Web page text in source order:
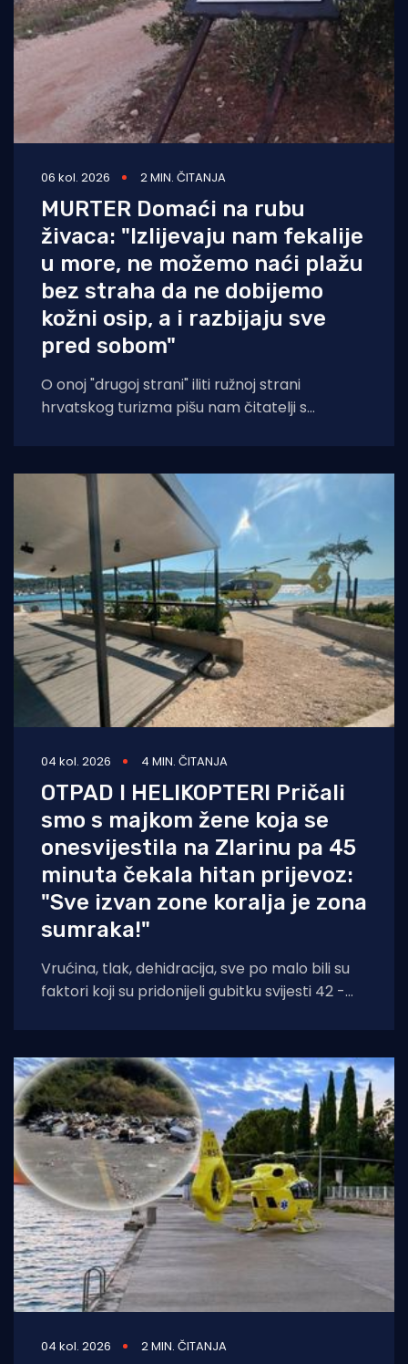
06 kol. 2026 2 MIN. ČITANJA
MURTER Domaći na rubu
živaca: "Izlijevaju nam fekalije
u more, ne možemo naći plažu
bez straha da ne dobijemo
kožni osip, a i razbijaju sve
pred sobom"
O onoj "drugoj strani" iliti ružnoj strani
hrvatskog turizma pišu nam čitatelji s
04 kol. 2026 4 MIN. ČITANJA
OTPAD I HELIKOPTERI Pričali
smo s majkom žene koja se
onesvijestila na Zlarinu pa 45
minuta čekala hitan prijevoz:
"Sve izvan zone koralja je zona
sumraka!"
Vrućina, tlak, dehidracija, sve po malo bili su
faktori koji su pridonijeli gubitku svijesti 42 -
04 kol. 2026 2 MIN. ČITANJA